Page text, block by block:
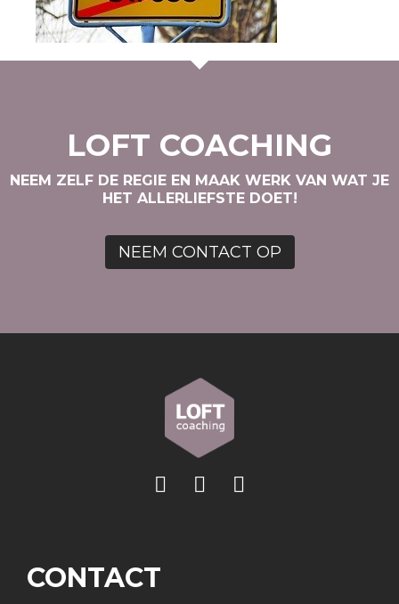
LOFT COACHING
NEEM ZELF DE REGIE EN MAAK WERK VAN WAT JE
HET ALLERLIEFSTE DOET!
NEEM CONTACT OP
CONTACT